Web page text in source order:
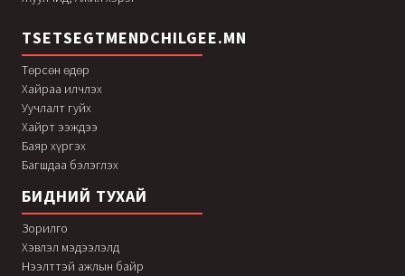
TSETSEGTMENDCHILGEE.MN
Төрсөн өдөр
Хайраа илчлэх
Уучлалт гуйх
Хайрт ээждээ
Баяр хүргэх
Багшдаа бэлэглэх
БИДНИЙ ТУХАЙ
Зорилго
Хэвлэл мэдээлэлд
Нээлттэй ажлын байр